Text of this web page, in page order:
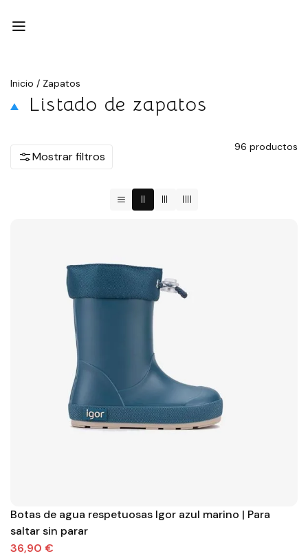
Inicio / Zapatos
Listado de zapatos
Mostrar filtros
96 productos
Botas de agua respetuosas Igor azul marino | Para
saltar sin parar
36,90 €